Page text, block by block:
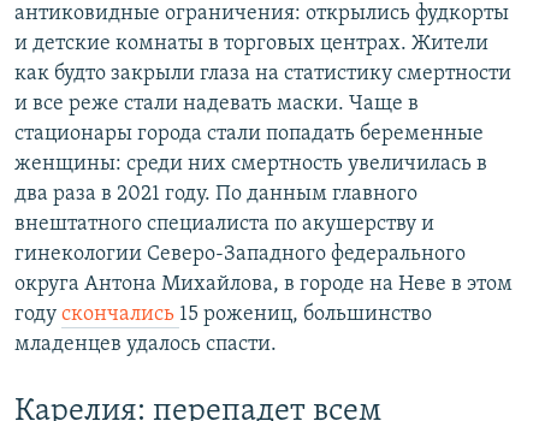
антиковидные ограничения: открылись фудкорты
и детские комнаты в торговых центрах. Жители
как будто закрыли глаза на статистику смертности
и все реже стали надевать маски. Чаще в
стационары города стали попадать беременные
женщины: среди них смертность увеличилась в
два раза в 2021 году. По данным главного
внештатного специалиста по акушерству и
гинекологии Северо-Западного федерального
округа Антона Михайлова, в городе на Неве в этом
году скончались 15 рожениц, большинство
младенцев удалось спасти.
Карелия: перепадет всем